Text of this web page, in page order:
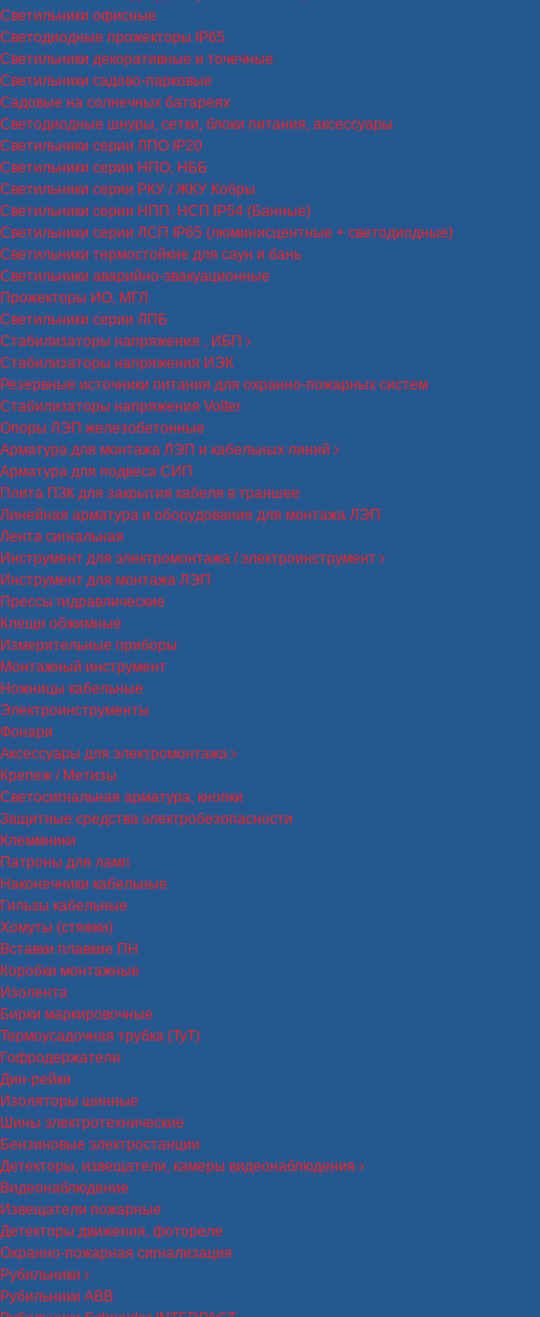
Светильники офисные
Светодиодные прожекторы IP65
Светильники декоративные и точечные
Светильники садово-парковые
Садовые на солнечных батареях
Светодиодные шнуры, сетки, блоки питания, аксессуары
Светильники серии ЛПО IP20
Светильники серии НПО, НББ
Светильники серии РКУ / ЖКУ Кобры
Светильники серии НПП, НСП IP54 (Банные)
Светильники серии ЛСП IP65 (люминисцентные + светодиодные)
Светильники термостойкие для саун и бань
Светильники аварийно-эвакуационные
Прожекторы ИО, МГЛ
Светильники серии ЛПБ
Стабилизаторы напряжения , ИБП
Стабилизаторы напряжения ИЭК
Резервные источники питания для охранно-пожарных систем
Стабилизаторы напряжения Volter
Опоры ЛЭП железобетонные
Арматура для монтажа ЛЭП и кабельных линий
Арматура для подвеса СИП
Плита ПЗК для закрытия кабеля в траншее
Линейная арматура и оборудование для монтажа ЛЭП
Лента сигнальная
Инструмент для электромонтажа / электроинструмент
Инструмент для монтажа ЛЭП
Прессы гидравлические
Клещи обжимные
Измерительные приборы
Монтажный инструмент
Ножницы кабельные
Электроинструменты
Фонари
Аксессуары для электромонтажа
Крепеж / Метизы
Светосигнальная арматура, кнопки
Защитные средства электробезопасности
Клеммники
Патроны для ламп
Наконечники кабельные
Гильзы кабельные
Хомуты (стяжки)
Вставки плавкие ПН
Коробки монтажные
Изолента
Бирки маркировочные
Термоусадочная трубка (ТуТ)
Гофродержатели
Дин-рейки
Изоляторы шинные
Шины электротехнические
Бензиновые электростанции
Детекторы, извещатели, камеры видеонаблюдения
Видеонаблюдение
Извещатели пожарные
Детекторы движения, фотореле
Охранно-пожарная сигнализация
Рубильники
Рубильники ABB